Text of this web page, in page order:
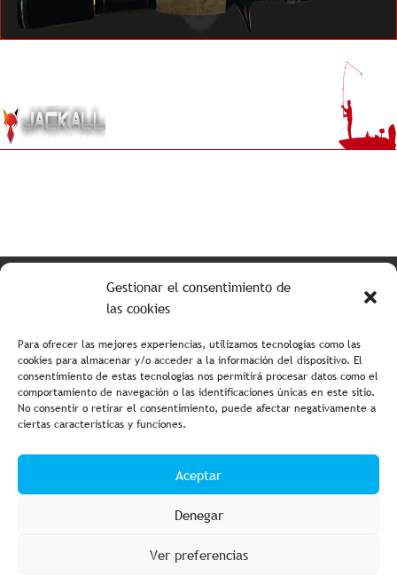
Gestionar el consentimiento de
las cookies
Para ofrecer las mejores experiencias, utilizamos tecnologías como las
cookies para almacenar y/o acceder a la información del dispositivo. El
consentimiento de estas tecnologías nos permitirá procesar datos como el
comportamiento de navegación o las identificaciones únicas en este sitio.
No consentir o retirar el consentimiento, puede afectar negativamente a
ciertas características y funciones.
Aceptar
Denegar
Ver preferencias
Aviso legal y política de privacidad Política de cookies
Condiciones de compra Accesibilidad